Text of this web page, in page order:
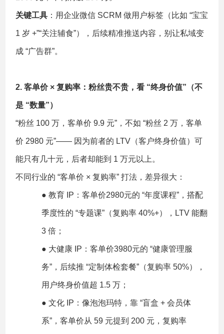
关键工具 ：用企业微信 SCRM 做用户标签（比如 “宝宝
1 岁 +”“关注辅食”），后续精准推送内容，别让私域变
成 “广告群”。
2. 客单价 × 复购率：粉丝贵不贵，看 “终身价值”（不
是 “数量”）
“粉丝 100 万，客单价 9.9 元”，不如 “粉丝 2 万，客单
价 2980 元”—— 因为前者的 LTV（客户终身价值）可
能只有几十元，后者却能到 1 万元以上。
不同行业的 “客单价 × 复购率” 打法，差异很大：
● 教育 IP：客单价2980元的 “年度课程”，搭配
季度性的 “专题课”（复购率 40%+），LTV 能翻
3 倍；
● 大健康 IP：客单价3980元的 “健康管理服
务”，后续推 “定制体检套餐”（复购率 50%），
用户终身价值超 1.5 万；
● 文化 IP：像泡泡玛特，靠 “盲盒 + 会员体
系”，客单价从 59 元提到 200 元，复购率